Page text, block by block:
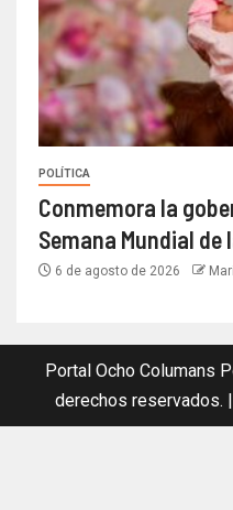
POLÍTICA
Conmemora la
Semana Mundial
6 de agosto de 2026
Portal Ocho Columans
derechos reservados. |